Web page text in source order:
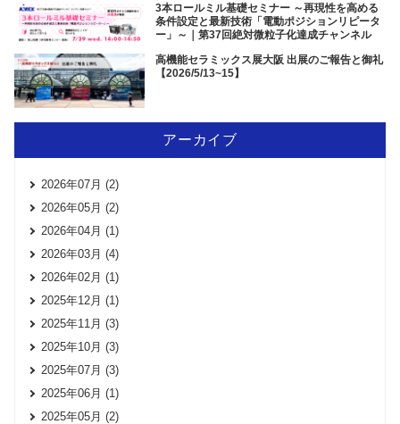
3本ロールミル基礎セミナー ～再現性を高める
条件設定と最新技術「電動ポジションリピータ
ー」～｜第37回絶対微粒子化達成チャンネル
高機能セラミックス展大阪 出展のご報告と御礼
【2026/5/13~15】
アーカイブ
2026年07月 (2)
2026年05月 (2)
2026年04月 (1)
2026年03月 (4)
2026年02月 (1)
2025年12月 (1)
2025年11月 (3)
2025年10月 (3)
2025年07月 (3)
2025年06月 (1)
2025年05月 (2)